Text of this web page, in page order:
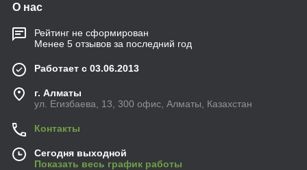
О нас
Рейтинг не сформирован
Менее 5 отзывов за последний год
Работает с 03.06.2013
г. Алматы
ул. Егизбаева, 13, 300 офис, Алматы, Казахстан
Контакты
Сегодня выходной
Показать весь график работы